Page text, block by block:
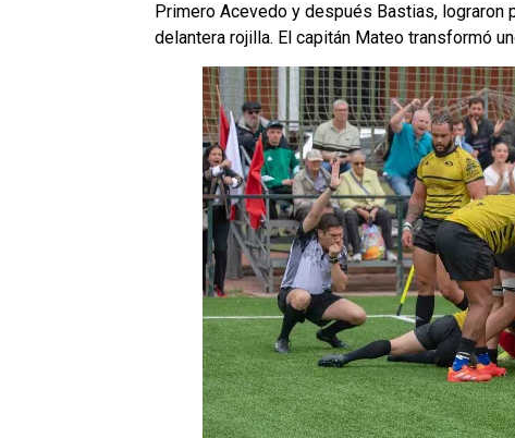
Primero Acevedo y después Bastias, lograron
delantera rojilla. El capitán Mateo transformó